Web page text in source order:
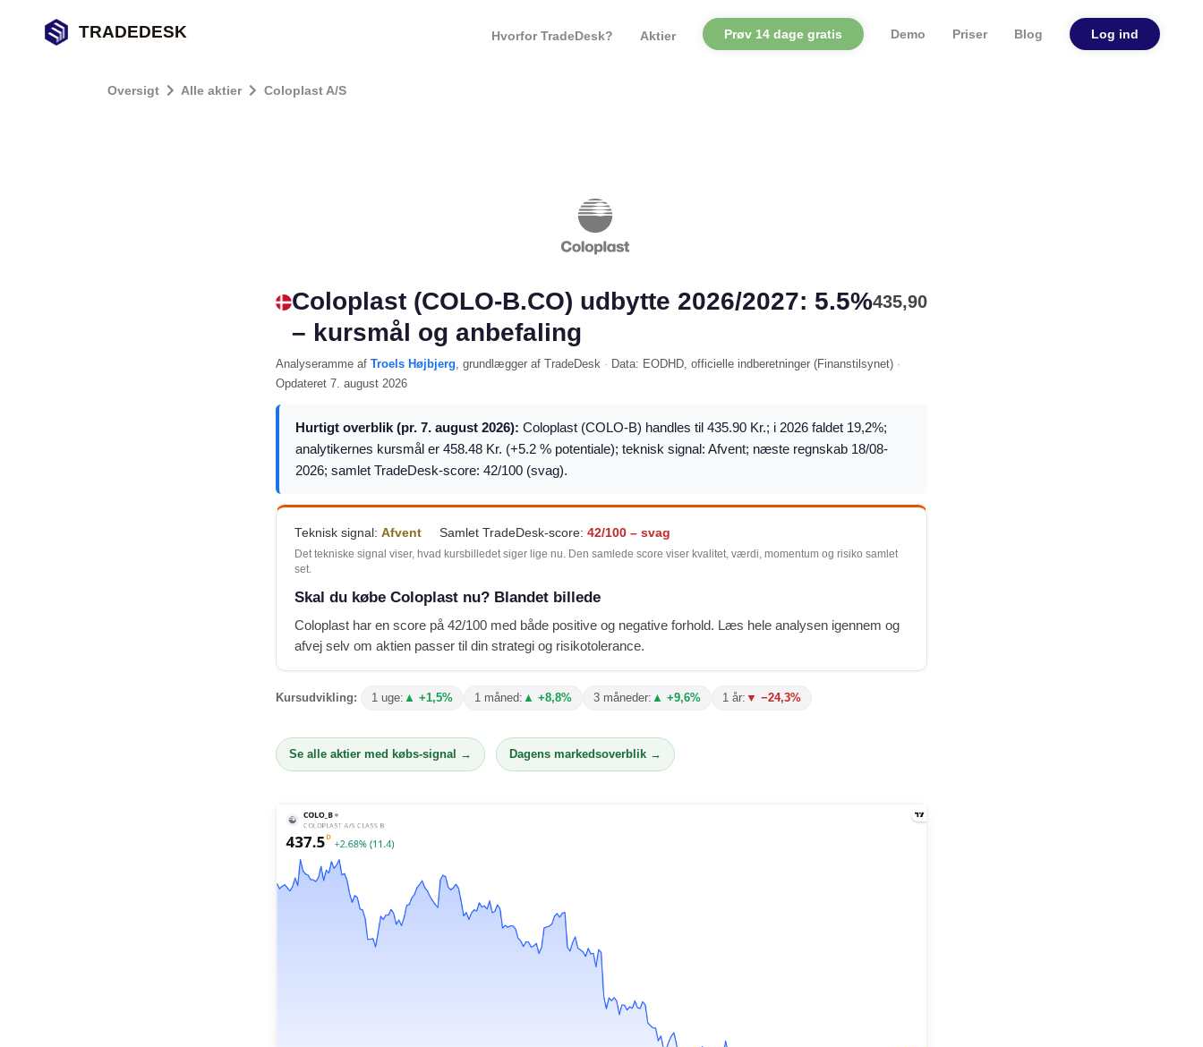
TRADEDESK Log ind
Blog
Priser
Demo
Prøv 14 dage gratis
Aktier
Hvorfor TradeDesk?
Oversigt Alle aktier Coloplast A/S
Coloplast (COLO-B.CO) udbytte 2026/2027: 5.5%
– kursmål og anbefaling
435,90
Analyseramme af Troels Højbjerg, grundlægger af TradeDesk · Data: EODHD, officielle indberetninger (Finanstilsynet) ·
Opdateret 7. august 2026
Hurtigt overblik (pr. 7. august 2026): Coloplast (COLO-B) handles til 435.90 Kr.; i 2026 faldet 19,2%;
analytikernes kursmål er 458.48 Kr. (+5.2 % potentiale); teknisk signal: Afvent; næste regnskab 18/08-
2026; samlet TradeDesk-score: 42/100 (svag).
Teknisk signal: Afvent Samlet TradeDesk-score: 42/100 – svag
Det tekniske signal viser, hvad kursbilledet siger lige nu. Den samlede score viser kvalitet, værdi, momentum og risiko samlet
set.
Skal du købe Coloplast nu? Blandet billede
Coloplast har en score på 42/100 med både positive og negative forhold. Læs hele analysen igennem og
afvej selv om aktien passer til din strategi og risikotolerance.
Kursudvikling: 1 uge: ▲ +1,5% 1 måned: ▲ +8,8% 3 måneder: ▲ +9,6% 1 år: ▼ −24,3%
Se alle aktier med købs-signal → Dagens markedsoverblik →